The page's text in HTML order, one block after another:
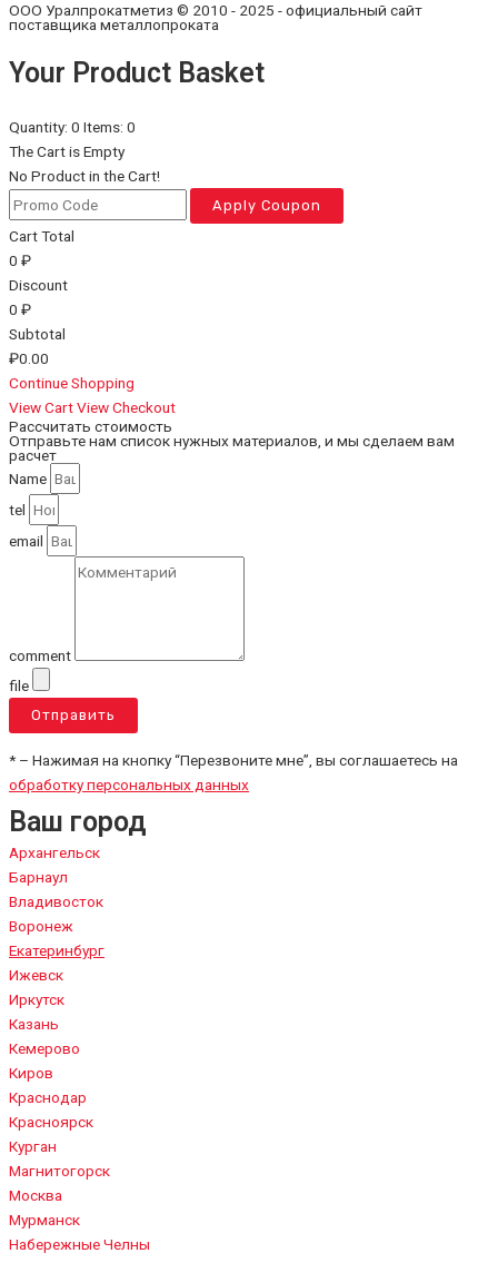
ООО Уралпрокатметиз © 2010 - 2025 - официальный сайт
поставщика металлопроката
Your Product Basket
Quantity: 0 Items: 0
The Cart is Empty
No Product in the Cart!
Apply Coupon
Cart Total
0 ₽
Discount
0 ₽
Subtotal
₽0.00
Continue Shopping
View CartView Checkout
Рассчитать стоимость
Отправьте нам список нужных материалов, и мы сделаем вам
расчет
Name
tel
email
comment
file
Отправить
* – Нажимая на кнопку “Перезвоните мне”, вы соглашаетесь на
обработку персональных данных
Ваш город
Архангельск
Барнаул
Владивосток
Воронеж
Екатеринбург
Ижевск
Иркутск
Казань
Кемерово
Киров
Краснодар
Красноярск
Курган
Магнитогорск
Москва
Мурманск
Набережные Челны